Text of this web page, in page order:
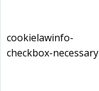
cookielawinfo-
checkbox-necessary